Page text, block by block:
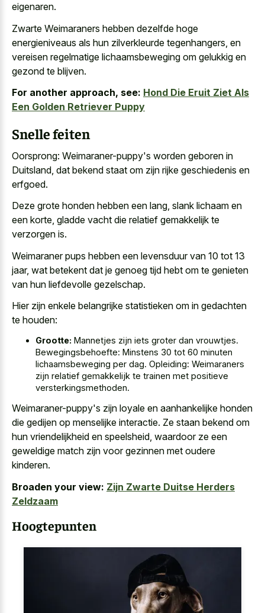
eigenaren.
Zwarte Weimaraners hebben dezelfde hoge
energieniveaus als hun zilverkleurde tegenhangers , en
vereisen regelmatige lichaamsbeweging om gelukkig en
gezond te blijven.
For another approach, see: Hond Die Eruit Ziet Als
Een Golden Retriever Puppy
Snelle feiten
Oorsprong: Weimaraner-puppy's worden geboren in
Duitsland, dat bekend staat om zijn rijke geschiedenis en
erfgoed.
Deze grote honden hebben een lang, slank lichaam en
een korte, gladde vacht die relatief gemakkelijk te
verzorgen is.
Weimaraner pups hebben een levensduur van 10 tot 13
jaar, wat betekent dat je genoeg tijd hebt om te genieten
van hun liefdevolle gezelschap.
Hier zijn enkele belangrijke statistieken om in gedachten
te houden:
Grootte: Mannetjes zijn iets groter dan vrouwtjes.
Bewegingsbehoefte: Minstens 30 tot 60 minuten
lichaamsbeweging per dag. Opleiding: Weimaraners
zijn relatief gemakkelijk te trainen met positieve
versterkingsmethoden.
Weimaraner-puppy's zijn loyale en aanhankelijke honden
die gedijen op menselijke interactie. Ze staan bekend om
hun vriendelijkheid en speelsheid, waardoor ze een
geweldige match zijn voor gezinnen met oudere
kinderen.
Broaden your view: Zijn Zwarte Duitse Herders
Zeldzaam
Hoogtepunten